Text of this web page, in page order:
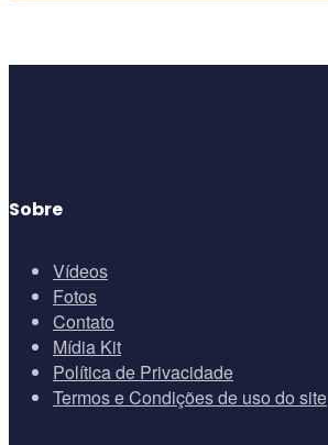
Sobre
Vídeos
Fotos
Contato
Mídia Kit
Política de Privacidade
Termos e Condições de uso do site